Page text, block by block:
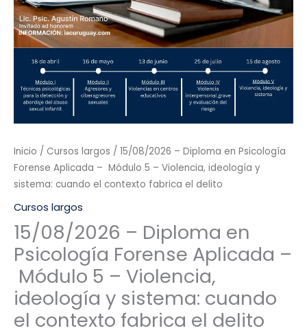
Inicio / Cursos largos / 15/08/2026 – Diploma en Psicología
Forense Aplicada – Módulo 5 – Violencia, ideología y
sistema: cuando el contexto fabrica el delito
Cursos largos
15/08/2026 – Diploma en
Psicología Forense Aplicada –
Módulo 5 – Violencia,
ideología y sistema: cuando
el contexto fabrica el delito